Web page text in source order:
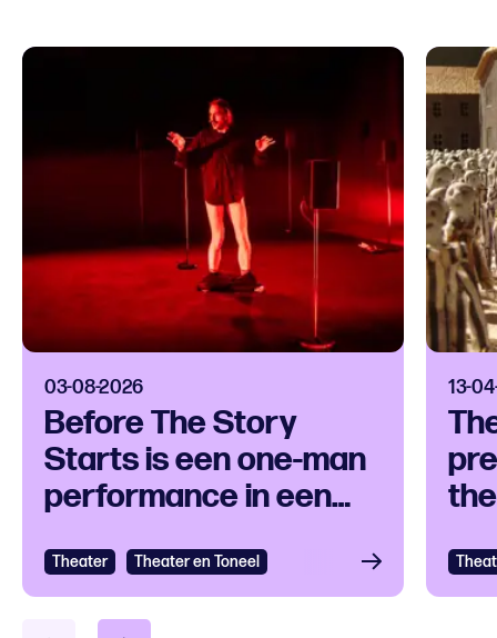
03-08-2026
Before The Story
Starts is een one-man
performance in een
Theater Theater en Toneel
13-
Bekijken